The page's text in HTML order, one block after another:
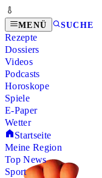
MENÜ SUCHE
Rezepte
Dossiers
Videos
Podcasts
Horoskope
Spiele
E-Paper
Wetter
Startseite
Meine Region
Top News
Sport